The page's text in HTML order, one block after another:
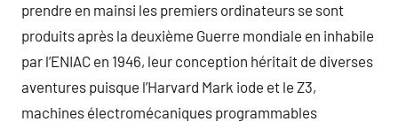
prendre en mainsi les premiers ordinateurs se sont
produits après la deuxième Guerre mondiale en inhabile
par l’ENIAC en 1946, leur conception héritait de diverses
aventures puisque l’Harvard Mark iode et le Z3,
machines électromécaniques programmables